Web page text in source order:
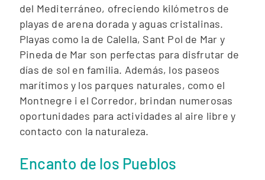
del Mediterráneo, ofreciendo kilómetros de
playas de arena dorada y aguas cristalinas.
Playas como la de Calella, Sant Pol de Mar y
Pineda de Mar son perfectas para disfrutar de
días de sol en familia. Además, los paseos
marítimos y los parques naturales, como el
Montnegre i el Corredor, brindan numerosas
oportunidades para actividades al aire libre y
contacto con la naturaleza.
Encanto de los Pueblos